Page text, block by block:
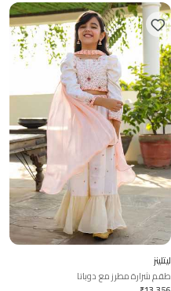
ليتلينز
طقم شرارة مطرز مع دوباتا